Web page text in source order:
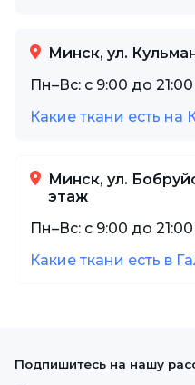
Минск, ул.
Пн–Вс: с 9:00 до 21:00
Какие ткани есть на
Минск, ул.
этаж
Пн–Вс: с 9:00 до 21:00
Какие ткани есть в
Подпишитесь на нашу